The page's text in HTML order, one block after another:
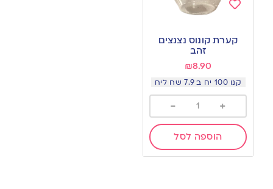
to
wishlist
קערת קונוס נצנצים
זהב
₪8.90
קנו 100 יח ב 7.9 שח ליח
+
-
הוספה לסל